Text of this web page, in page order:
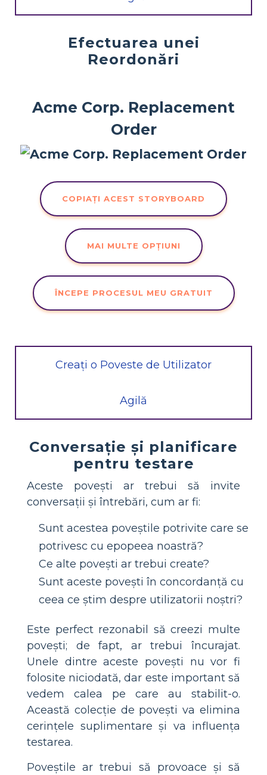
Efectuarea unei
Reordonări
Acme Corp. Replacement
Order
COPIAȚI ACEST STORYBOARD
MAI MULTE OPȚIUNI
ÎNCEPE PROCESUL MEU GRATUIT
Creați o Poveste de Utilizator
Agilă
Conversație și planificare
pentru testare
Aceste povești ar trebui să invite
conversații și întrebări, cum ar fi:
Sunt acestea poveștile potrivite care se
potrivesc cu epopeea noastră?
Ce alte povești ar trebui create?
Sunt aceste povești în concordanță cu
ceea ce știm despre utilizatorii noștri?
Este perfect rezonabil să creezi multe
povești; de fapt, ar trebui încurajat.
Unele dintre aceste povești nu vor fi
folosite niciodată, dar este important să
vedem calea pe care au stabilit-o.
Această colecție de povești va elimina
cerințele suplimentare și va influența
testarea.
Poveștile ar trebui să provoace și să